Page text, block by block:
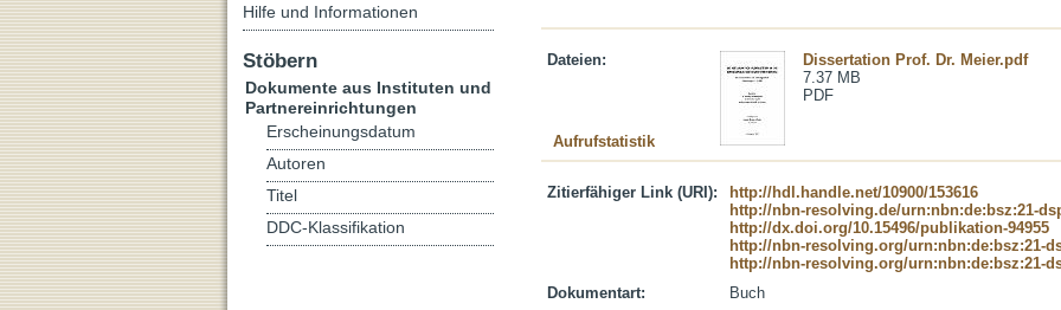
Dateien:
Dissertation Prof. Dr. Meier.pdf
7.37 MB
PDF
Aufrufstatistik
Zitierfähiger Link (URI):
http://hdl.handle.net/10900/153616
http://nbn-resolving.de/urn:nbn:de:bsz:21-
http://dx.doi.org/10.15496/publikation-94955
http://nbn-resolving.org/urn:nbn:de:bsz:21-
http://nbn-resolving.org/urn:nbn:de:bsz:21-
Dokumentart:
Buch
Hilfe und Informationen
Stöbern
Dokumente aus Instituten und
Partnereinrichtungen
Erscheinungsdatum
Autoren
Titel
DDC-Klassifikation